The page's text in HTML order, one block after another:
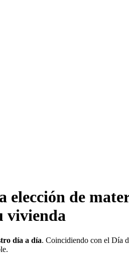
de
vivienda
día a día. Coincidiendo con el Día